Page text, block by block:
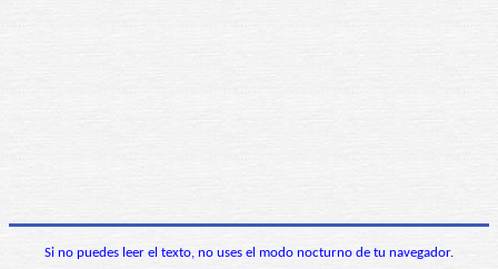
Si no puedes leer el texto, no uses el modo nocturno de tu navegador.